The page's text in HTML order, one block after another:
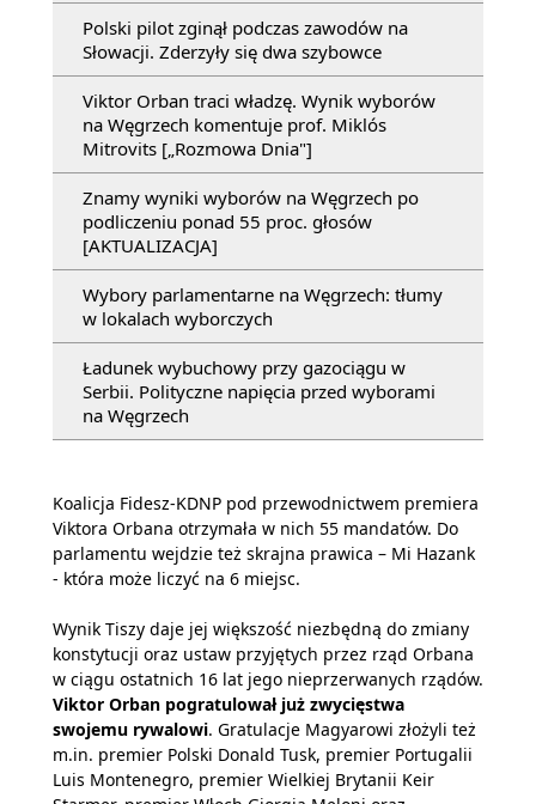
Polski pilot zginął podczas zawodów na
Słowacji. Zderzyły się dwa szybowce
Viktor Orban traci władzę. Wynik wyborów
na Węgrzech komentuje prof. Miklós
Mitrovits [„Rozmowa Dnia"]
Znamy wyniki wyborów na Węgrzech po
podliczeniu ponad 55 proc. głosów
[AKTUALIZACJA]
Wybory parlamentarne na Węgrzech: tłumy
w lokalach wyborczych
Ładunek wybuchowy przy gazociągu w
Serbii. Polityczne napięcia przed wyborami
na Węgrzech
Koalicja Fidesz-KDNP pod przewodnictwem premiera
Viktora Orbana otrzymała w nich 55 mandatów. Do
parlamentu wejdzie też skrajna prawica – Mi Hazank
- która może liczyć na 6 miejsc.
Wynik Tiszy daje jej większość niezbędną do zmiany
konstytucji oraz ustaw przyjętych przez rząd Orbana
w ciągu ostatnich 16 lat jego nieprzerwanych rządów.
Viktor Orban pogratulował już zwycięstwa
swojemu rywalowi. Gratulacje Magyarowi złożyli też
m.in. premier Polski Donald Tusk, premier Portugalii
Luis Montenegro, premier Wielkiej Brytanii Keir